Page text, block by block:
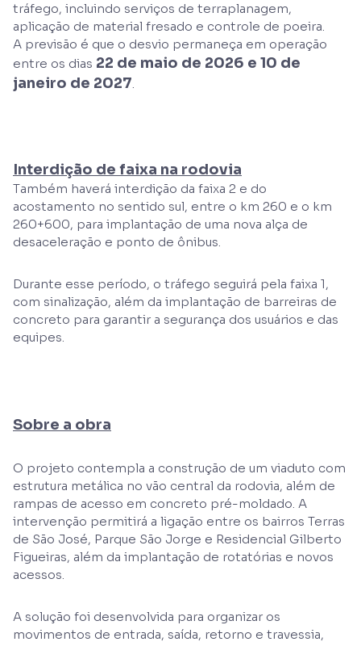
tráfego, incluindo serviços de terraplanagem,
aplicação de material fresado e controle de poeira.
A previsão é que o desvio permaneça em operação
entre os dias 22 de maio de 2026 e 10 de
janeiro de 2027.
Interdição de faixa na rodovia
Também haverá interdição da faixa 2 e do
acostamento no sentido sul, entre o km 260 e o km
260+600, para implantação de uma nova alça de
desaceleração e ponto de ônibus.
Durante esse período, o tráfego seguirá pela faixa 1,
com sinalização, além da implantação de barreiras de
concreto para garantir a segurança dos usuários e das
equipes.
Sobre a obra
O projeto contempla a construção de um viaduto com
estrutura metálica no vão central da rodovia, além de
rampas de acesso em concreto pré-moldado. A
intervenção permitirá a ligação entre os bairros Terras
de São José, Parque São Jorge e Residencial Gilberto
Figueiras, além da implantação de rotatórias e novos
acessos.
A solução foi desenvolvida para organizar os
movimentos de entrada, saída, retorno e travessia,